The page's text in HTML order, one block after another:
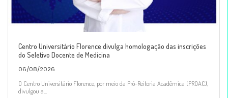
Centro Universitário Florence divulga homologação das inscrições
do Seletivo Docente de Medicina
06/08/2026
O Centro Universitário Florence, por meio da Pró-Reitoria Acadêmica (PROAC),
divulgou a...